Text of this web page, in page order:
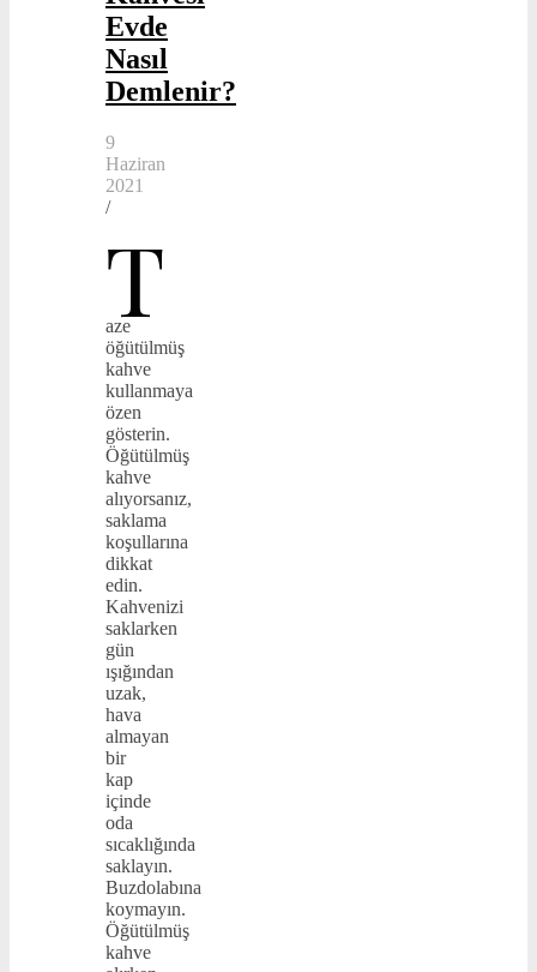
Evde
Nasıl
Demlenir?
9
Haziran
2021
/
T
aze
öğütülmüş
kahve
kullanmaya
özen
gösterin.
Öğütülmüş
kahve
alıyorsanız,
saklama
koşullarına
dikkat
edin.
Kahvenizi
saklarken
gün
ışığından
uzak,
hava
almayan
bir
kap
içinde
oda
sıcaklığında
saklayın.
Buzdolabına
koymayın.
Öğütülmüş
kahve